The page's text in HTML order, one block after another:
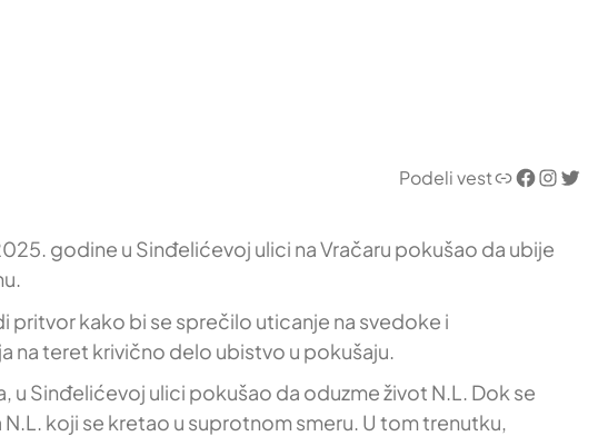
Podeli vestLink Facebook InstagramTwitter
godine u Sinđelićevoj ulici na Vračaru pokušao da ubije
pritvor kako bi se sprečilo uticanje na svedoke i
na teret krivično delo ubistvo u pokušaju.
Sinđelićevoj ulici pokušao da oduzme život N.L. Dok se
koji se kretao u suprotnom smeru. U tom trenutku,